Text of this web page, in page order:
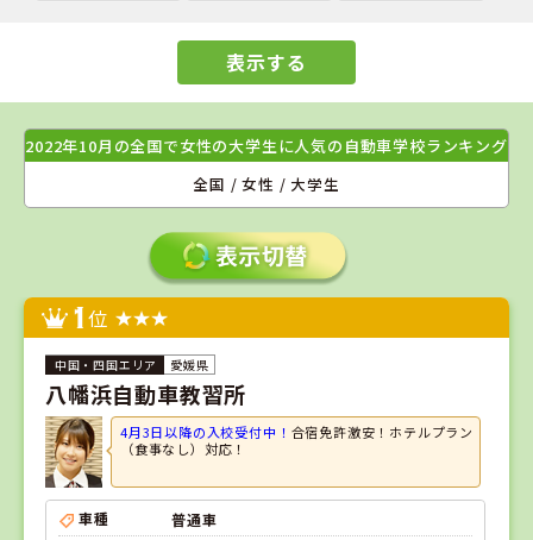
表示する
2022年10月の全国で女性の大学生に人気の自動車学校ランキング
全国 / 女性 / 大学生
1位
愛媛県
八幡浜自動車教習所
4月3日以降の入校受付中！ 合宿免許激安！ホテルプラン
（食事なし）対応！
車種
普通車